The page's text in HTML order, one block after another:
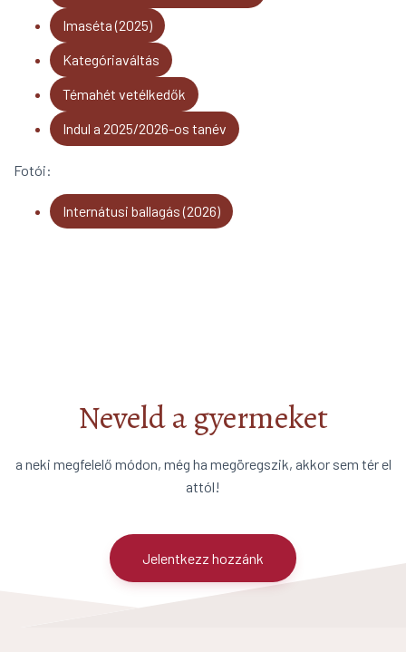
Imaséta (2025)
Kategóriaváltás
Témahét vetélkedők
Indul a 2025/2026-os tanév
Fotói:
Internátusi ballagás (2026)
Neveld a gyermeket
a neki megfelelő módon, még ha megöregszik, akkor sem tér el
attól!
Jelentkezz hozzánk